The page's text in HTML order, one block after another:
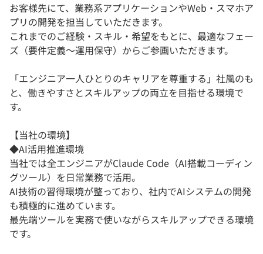
お客様先にて、業務系アプリケーションやWeb・スマホア
プリの開発を担当していただきます。
これまでのご経験・スキル・希望をもとに、最適なフェー
ズ（要件定義～運用保守）からご参画いただきます。
「エンジニア一人ひとりのキャリアを尊重する」社風のも
と、働きやすさとスキルアップの両立を目指せる環境で
す。
【当社の環境】
◆AI活用推進環境
当社では全エンジニアがClaude Code（AI搭載コーディン
グツール）を日常業務で活用。
AI技術の習得環境が整っており、社内でAIシステムの開発
も積極的に進めています。
最先端ツールを実務で使いながらスキルアップできる環境
です。